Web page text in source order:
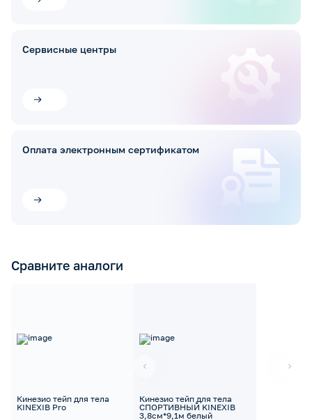
Сервисные центры
Оплата электронным сертификатом
Сравните аналоги
Кинезио тейп для тела
KINEXIB Pro
Кинезио тейп для тела
СПОРТИВНЫЙ KINEXIB
3,8см*9,1м белый